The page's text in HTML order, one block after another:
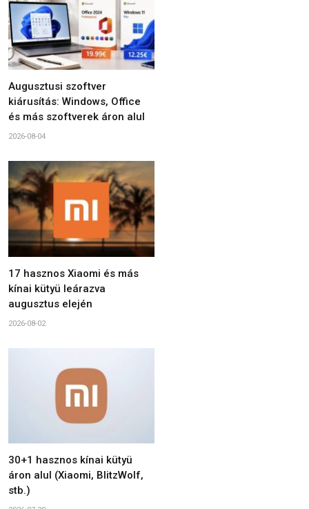
Augusztusi szoftver
kiárusítás: Windows, Office
és más szoftverek áron alul
2026-08-04
17 hasznos Xiaomi és más
kínai kütyü leárazva
augusztus elején
2026-08-02
30+1 hasznos kínai kütyü
áron alul (Xiaomi, BlitzWolf,
stb.)